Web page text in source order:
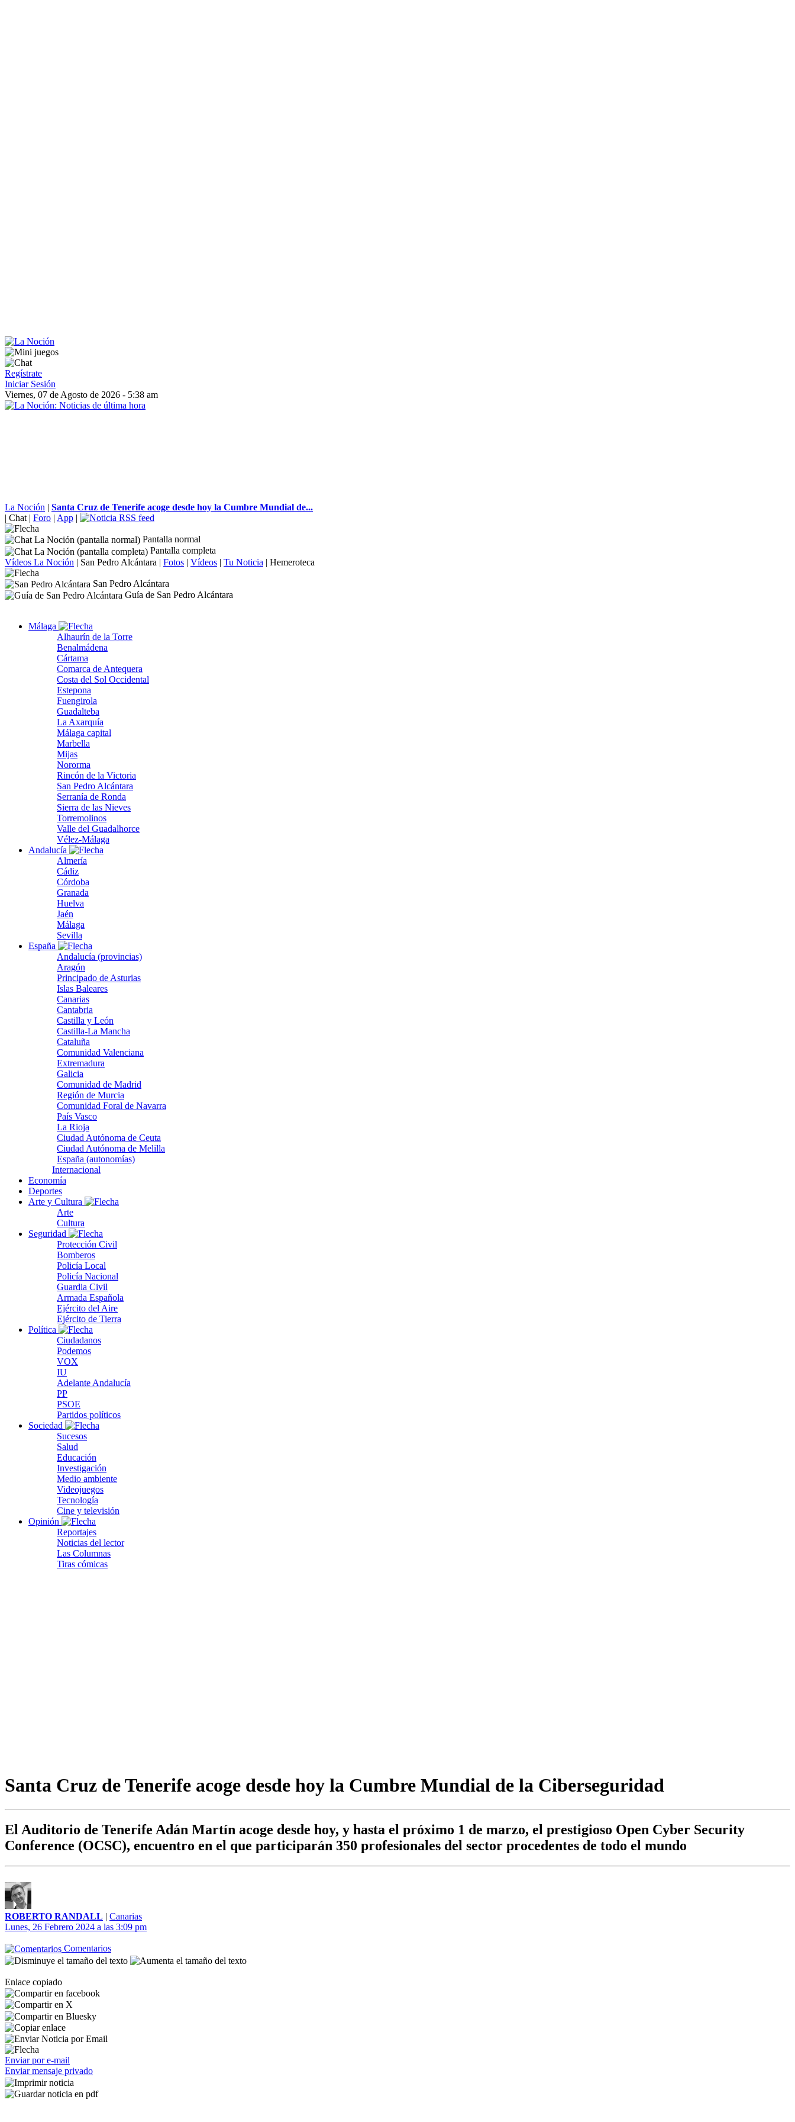
Regístrate
Iniciar Sesión
Viernes, 07 de Agosto de 2026 - 5:38 am
La Noción | Santa Cruz de Tenerife acoge desde hoy la Cumbre Mundial de...
| Chat | Foro | App |
Pantalla normal
Pantalla completa
Vídeos La Noción | San Pedro Alcántara | Fotos | Vídeos | Tu Noticia | Hemeroteca
San Pedro Alcántara
Guía de San Pedro Alcántara
Málaga
Alhaurín de la Torre
Benalmádena
Cártama
Comarca de Antequera
Costa del Sol Occidental
Estepona
Fuengirola
Guadalteba
La Axarquía
Málaga capital
Marbella
Mijas
Nororma
Rincón de la Victoria
San Pedro Alcántara
Serranía de Ronda
Sierra de las Nieves
Torremolinos
Valle del Guadalhorce
Vélez-Málaga
Andalucía
Almería
Cádiz
Córdoba
Granada
Huelva
Jaén
Málaga
Sevilla
España
Andalucía (provincias)
Aragón
Principado de Asturias
Islas Baleares
Canarias
Cantabria
Castilla y León
Castilla-La Mancha
Cataluña
Comunidad Valenciana
Extremadura
Galicia
Comunidad de Madrid
Región de Murcia
Comunidad Foral de Navarra
País Vasco
La Rioja
Ciudad Autónoma de Ceuta
Ciudad Autónoma de Melilla
España (autonomías)
Internacional
Economía
Deportes
Arte y Cultura
Arte
Cultura
Seguridad
Protección Civil
Bomberos
Policía Local
Policía Nacional
Guardia Civil
Armada Española
Ejército del Aire
Ejército de Tierra
Política
Ciudadanos
Podemos
VOX
IU
Adelante Andalucía
PP
PSOE
Partidos políticos
Sociedad
Sucesos
Salud
Educación
Investigación
Medio ambiente
Videojuegos
Tecnología
Cine y televisión
Opinión
Reportajes
Noticias del lector
Las Columnas
Tiras cómicas
Santa Cruz de Tenerife acoge desde hoy la Cumbre Mundial de la Ciberseguridad
El Auditorio de Tenerife Adán Martín acoge desde hoy, y hasta el próximo 1 de marzo, el prestigioso Open Cyber Security
Conference (OCSC), encuentro en el que participarán 350 profesionales del sector procedentes de todo el mundo
ROBERTO RANDALL | Canarias
Lunes, 26 Febrero 2024 a las 3:09 pm
Comentarios
Enlace copiado
Enviar por e-mail
Enviar mensaje privado